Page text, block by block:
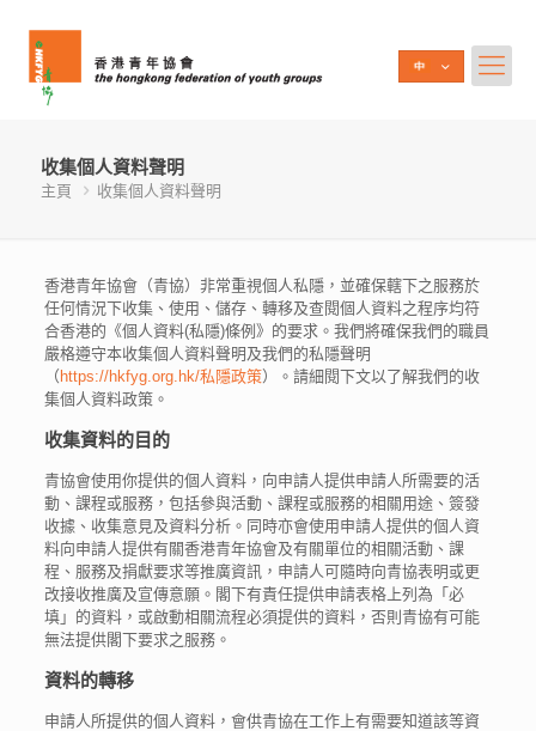
收集個人資料聲明
主頁 收集個人資料聲明
香港青年協會（青協）非常重視個人私隱，並確保轄下之服務於
任何情況下收集、使用、儲存、轉移及查閱個人資料之程序均符
合香港的《個人資料(私隱)條例》的要求。我們將確保我們的職員
嚴格遵守本收集個人資料聲明及我們的私隱聲明
（ https://hkfyg.org.hk/私隱政策）。請細閱下文以了解我們的收
集個人資料政策。
收集資料的目的
青協會使用你提供的個人資料，向申請人提供申請人所需要的活
動、課程或服務，包括參與活動、課程或服務的相關用途、簽發
收據、收集意見及資料分析。同時亦會使用申請人提供的個人資
料向申請人提供有關香港青年協會及有關單位的相關活動、課
程、服務及捐獻要求等推廣資訊，申請人可隨時向青協表明或更
改接收推廣及宣傳意願。閣下有責任提供申請表格上列為「必
填」的資料，或啟動相關流程必須提供的資料，否則青協有可能
無法提供閣下要求之服務。
資料的轉移
申請人所提供的個人資料，會供青協在工作上有需要知道該等資